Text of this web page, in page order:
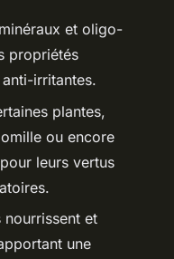
et oligo-
propriétés
irritantes.
plantes,
ou encore
leurs vertus
nourrissent et
une